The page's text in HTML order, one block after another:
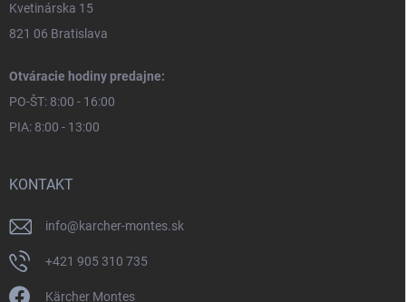
Kvetinárska 15
821 06 Bratislava
Otváracie hodiny predajne:
PO-ŠT: 8:00 - 16:00
PIA: 8:00 - 13:00
KONTAKT
info@karcher-montes.sk
+421 905 310 735
Kärcher Montes